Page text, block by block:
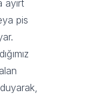
ayırt
pis